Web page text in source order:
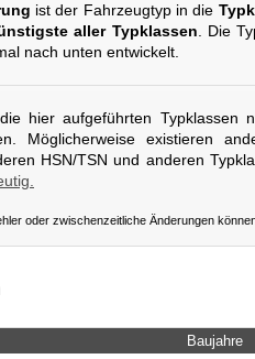
ist der Fahrzeugtyp in die
aller Typklassen. Die
nach unten entwickelt.
hier aufgeführten Typklassen
Möglicherweise existieren
HSN/TSN und anderen
oder zwischenzeitliche Änderungen
Baujahre